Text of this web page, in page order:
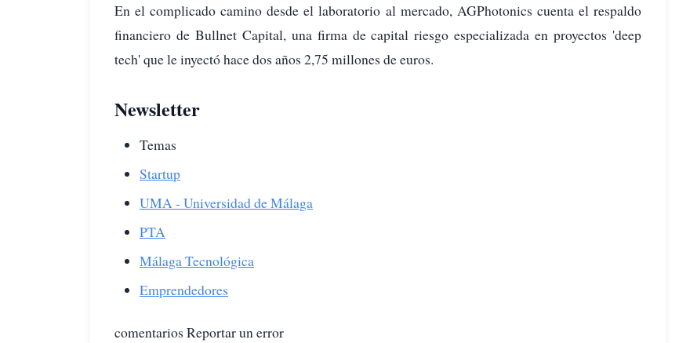
En el complicado camino desde el laboratorio al mercado, AGPhotonics cuenta el respaldo
financiero de Bullnet Capital, una firma de capital riesgo especializada en proyectos 'deep
tech' que le inyectó hace dos años 2,75 millones de euros.
Newsletter
Temas
Startup
UMA - Universidad de Málaga
PTA
Málaga Tecnológica
Emprendedores
comentarios Reportar un error